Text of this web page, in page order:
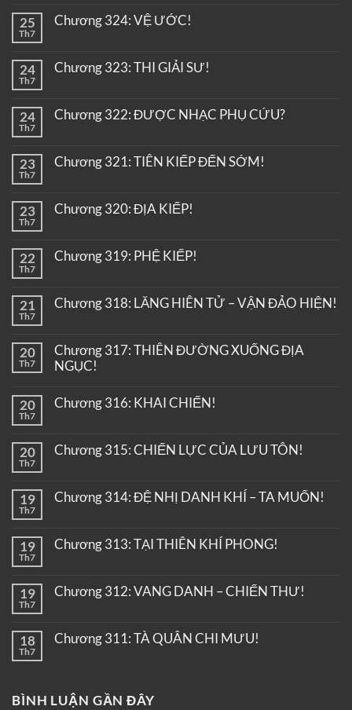
25
Th7
Chương 324: VỆ ƯỚC!
24
Th7
Chương 323: THI GIẢI SƯ!
24
Th7
Chương 322: ĐƯỢC NHẠC PHỤ CỨU?
23
Th7
Chương 321: TIÊN KIẾP ĐẾN SỚM!
23
Th7
Chương 320: ĐỊA KIẾP!
22
Th7
Chương 319: PHỆ KIẾP!
21
Th7
Chương 318: LĂNG HIÊN TỬ – VẬN ĐẢO HIỆN!
20
Th7
Chương 317: THIÊN ĐƯỜNG XUỐNG ĐỊA
NGỤC!
20
Th7
Chương 316: KHAI CHIẾN!
20
Th7
Chương 315: CHIẾN LỰC CỦA LƯU TÔN!
19
Th7
Chương 314: ĐỆ NHỊ DANH KHÍ – TA MUỐN!
19
Th7
Chương 313: TẠI THIÊN KHÍ PHONG!
19
Th7
Chương 312: VANG DANH – CHIẾN THƯ!
18
Th7
Chương 311: TÀ QUÂN CHI MƯU!
BÌNH LUẬN GẦN ĐÂY